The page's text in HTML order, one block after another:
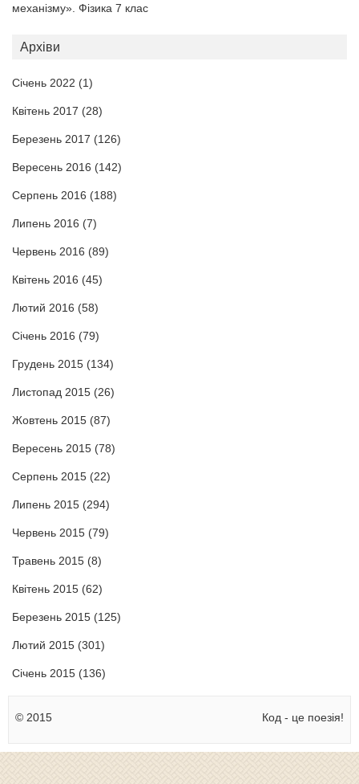
механізму». Фізика 7 клас
Архіви
Січень 2022 (1)
Квітень 2017 (28)
Березень 2017 (126)
Вересень 2016 (142)
Серпень 2016 (188)
Липень 2016 (7)
Червень 2016 (89)
Квітень 2016 (45)
Лютий 2016 (58)
Січень 2016 (79)
Грудень 2015 (134)
Листопад 2015 (26)
Жовтень 2015 (87)
Вересень 2015 (78)
Серпень 2015 (22)
Липень 2015 (294)
Червень 2015 (79)
Травень 2015 (8)
Квітень 2015 (62)
Березень 2015 (125)
Лютий 2015 (301)
Січень 2015 (136)
© 2015 Код - це поезія!